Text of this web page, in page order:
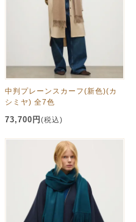
中判プレーンスカーフ(新色)(カ
シミヤ) 全7色
73,700円 (税込)